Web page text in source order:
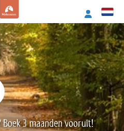
3 maanden vooruit!